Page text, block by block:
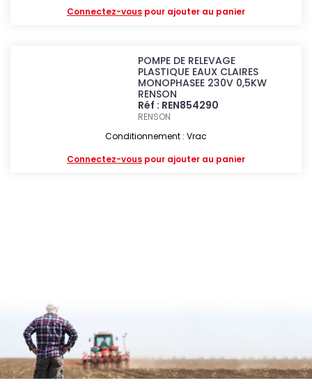
Connectez-vous pour ajouter au panier
POMPE DE RELEVAGE
PLASTIQUE EAUX CLAIRES
MONOPHASEE 230V 0,5KW
RENSON
Réf : REN854290
RENSON
Conditionnement : Vrac
Connectez-vous pour ajouter au panier